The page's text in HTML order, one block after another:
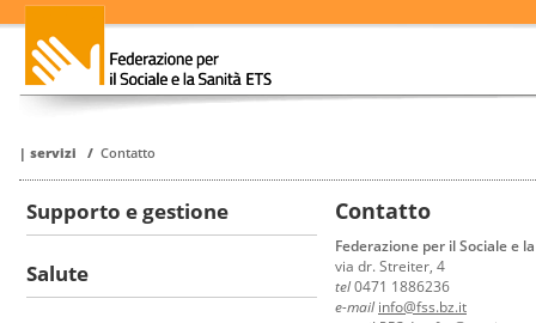
| servizi / Contatto
Supporto e gestione
Salute
Contatto
Federazione per il Sociale e
via dr. Streiter, 4
tel0471 1886236
e-mail info@fss.bz.it